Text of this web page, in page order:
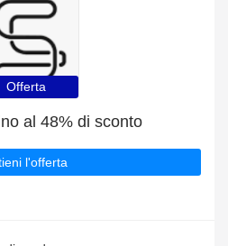
Offerta
al 48% di sconto
l'offerta